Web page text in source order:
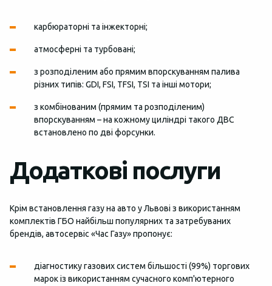
карбюраторні та інжекторні;
атмосферні та турбовані;
з розподіленим або прямим впорскуванням палива
різних типів: GDI, FSI, TFSI, TSI та інші мотори;
з комбінованим (прямим та розподіленим)
впорскуванням – на кожному циліндрі такого ДВС
встановлено по дві форсунки.
Додаткові послуги
Крім встановлення газу на авто у Львові з використанням
комплектів ГБО найбільш популярних та затребуваних
брендів, автосервіс «Час Газу» пропонує:
діагностику газових систем більшості (99%) торгових
марок із використанням сучасного комп'ютерного